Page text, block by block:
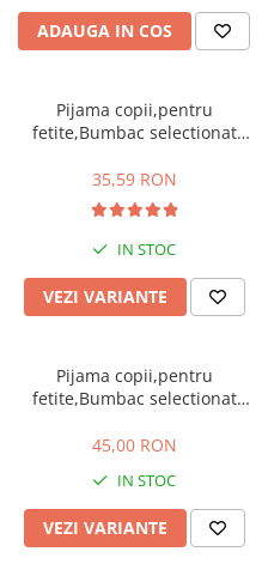
Bluze, pieptarase, mentite
Rochite bebeluse
Pantaloni de exterior
Bluze si pulovere
Hainute bumbac organic
Bluze, pieptarase, mentite
Ciorapi
Bluze si pulovere
Hainute bumbac organic
Cos depozitare jucarii
Jocuri educative si de societate
Masinute electrice
Jucarii gonflabile
Jucarii de nisip
Table de scris
Trotinete si biciclete
Adidasi
Incaltaminte de panza
ADAUGA IN COS
Pijama copii,pentru
fetite,Bumbac selectionat
35,59 RON
IN STOC
VEZI VARIANTE
Pijama copii,pentru
fetite,Bumbac selectionat
45,00 RON
IN STOC
VEZI VARIANTE